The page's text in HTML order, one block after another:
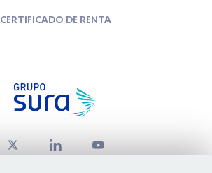
CERTIFICADO DE RENTA